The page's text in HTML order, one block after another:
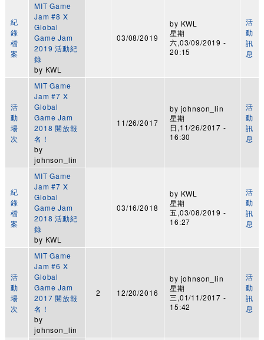
紀
錄
檔
案
MIT Game
Jam #8 X
Global
Game Jam
2019 活動紀
錄
by KWL
03/08/2019
by KWL
星期
六,03/09/2019 -
20:15
活
動
訊
息
活
動
場
次
MIT Game
Jam #7 X
Global
Game Jam
2018 開放報
名！
by
johnson_lin
11/26/2017
by johnson_lin
星期
日,11/26/2017 -
16:30
活
動
訊
息
紀
錄
檔
案
MIT Game
Jam #7 X
Global
Game Jam
2018 活動紀
錄
by KWL
03/16/2018
by KWL
星期
五,03/08/2019 -
16:27
活
動
訊
息
活
動
場
次
MIT Game
Jam #6 X
Global
Game Jam
2017 開放報
名！
by
johnson_lin
2 12/20/2016
by johnson_lin
星期
三,01/11/2017 -
15:42
活
動
訊
息